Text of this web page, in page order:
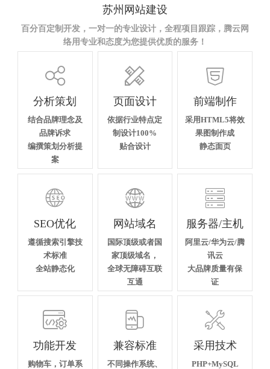
苏州网站建设
百分百定制开发，一对一的专业设计，全程项目跟踪，腾云网
络用专业和态度为您提供优质的服务！

分析策划
结合品牌理念及
品牌诉求
编撰策划分析提
案

页面设计
依据行业特点定
制设计100%
贴合设计

前端制作
采用HTML5将效
果图制作成
静态面页

SEO优化
遵循搜索引擎技
术标准
全站静态化

网站域名
国际顶级或者国
家顶级域名，
全球无障碍互联
互通

服务器/主机
阿里云/华为云/腾
讯云
大品牌质量有保
证

功能开发
购物车，订单系

兼容标准
不同操作系统、

采用技术
PHP+MySQL